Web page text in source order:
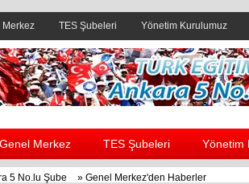
Merkez TES Şubeleri Yönetim Kurulumuz
Header yanı reklam alanı
Genel Merkez TES Şubeleri Yönetim
5 No.lu Şube » Genel Merkez'den Haberler